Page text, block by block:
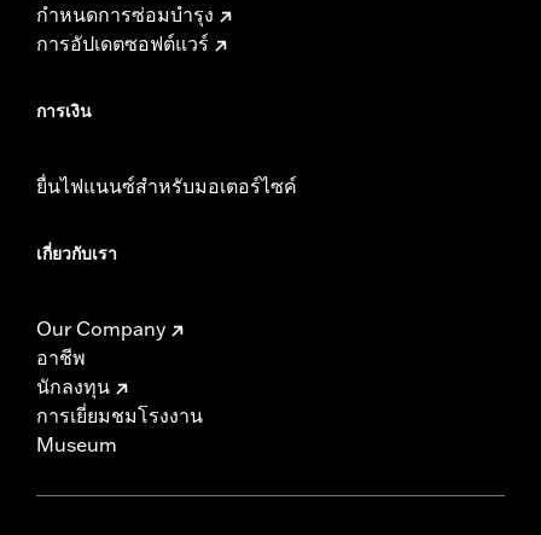
กำหนดการซ่อมบำรุง
การอัปเดตซอฟต์แวร์
การเงิน
ยื่นไฟแนนซ์สำหรับมอเตอร์ไซค์
เกี่ยวกับเรา
Our Company
อาชีพ
นักลงทุน
การเยี่ยมชมโรงงาน
Museum